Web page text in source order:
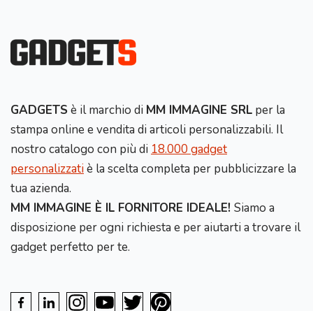
GADGETS è il marchio di MM IMMAGINE SRL per la
stampa online e vendita di articoli personalizzabili. Il
nostro catalogo con più di 18.000 gadget
personalizzatiè la scelta completa per pubblicizzare la
tua azienda.
MM IMMAGINE È IL FORNITORE IDEALE! Siamo a
disposizione per ogni richiesta e per aiutarti a trovare il
gadget perfetto per te.